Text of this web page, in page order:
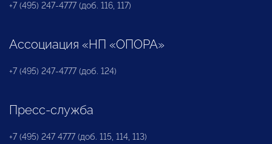
+7 (495) 247-4777 (доб. 116, 117)
Ассоциация «НП «ОПОРА»
+7 (495) 247-4777 (доб. 124)
Пресс-служба
+7 (495) 247 4777 (доб. 115, 114, 113)